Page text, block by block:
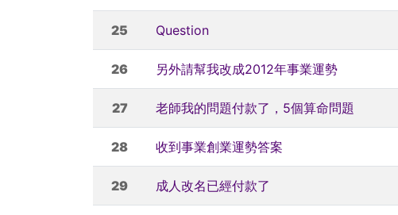
25 Question
26 另外請幫我改成2012年事業運勢
27 老師我的問題付款了，5個算命問題
28 收到事業創業運勢答案
29 成人改名已經付款了